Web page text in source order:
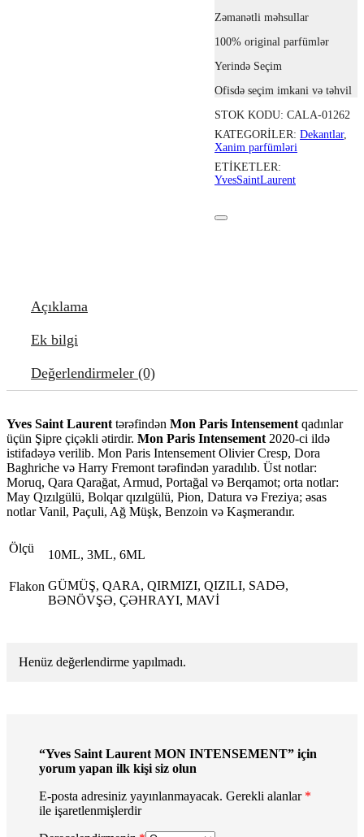
Zəmanətli məhsullar
100% original parfümlər
Yerində Seçim
Ofisdə seçim imkani və təhvil
STOK KODU: CALA-01262
KATEGORILER: Dekantlar,
Xanim parfümləri
ETIKETLER:
YvesSaintLaurent
Açıklama
Ek bilgi
Değerlendirmeler (0)
Yves Saint Laurent tərəfindən Mon Paris Intensement qadınlar
üçün Şipre çiçəkli ətirdir. Mon Paris Intensement 2020-ci ildə
istifadəyə verilib. Mon Paris Intensement Olivier Cresp, Dora
Baghriche və Harry Fremont tərəfindən yaradılıb. Üst notlar:
Moruq, Qara Qarağat, Armud, Portağal və Berqamot; orta notlar:
May Qızılgülü, Bolqar qızılgülü, Pion, Datura və Freziya; əsas
notlar Vanil, Paçuli, Ağ Müşk, Benzoin və Kaşmerandır.
Ölçü 10ML, 3ML, 6ML
Flakon GÜMÜŞ, QARA, QIRMIZI, QIZILI, SADƏ,
BƏNÖVŞƏ, ÇƏHRAYI, MAVİ
Henüz değerlendirme yapılmadı.
“Yves Saint Laurent MON INTENSEMENT” için
yorum yapan ilk kişi siz olun
E-posta adresiniz yayınlanmayacak. Gerekli alanlar *
ile işaretlenmişlerdir